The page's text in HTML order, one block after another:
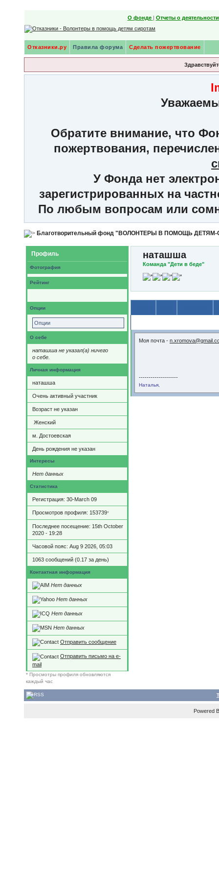
О фонде | Отчеты о
Отказники.ру Правила форума Сделать пожертвование
Обратите внимание, что
пожертвования,
У Фонда нет
зарегистрированных на
По любым вопросам или
Благотворительный фонд "ВОЛОНТЕРЫ В ПОМОЩЬ
Профиль
Фотография
Рейтинг
Опции
Опции
О себе
наташша не указал(а) ничего
о себе.
Личная информация
наташша
Очень активный участник
Возраст не указан
Женский
м. Достоевская
День рождения не указан
Интересы
Нет данных
Статистика
Регистрация: 30-March 09
Просмотров профиля: 153739*
Последнее посещение: 15th October
2020 - 19:28
Часовой пояс: Aug 9 2026, 05:03
1063 сообщений (0.17 за день)
Контактная информация
Нет данных
Нет данных
Нет данных
Нет данных
Отправить сообщение
Отправить письмо на e-
mail
* Просмотры профиля обновляются
каждый час
наташша
Команда "Дети в беде"
Моя почта -
--------------------
Наталья,
Powered